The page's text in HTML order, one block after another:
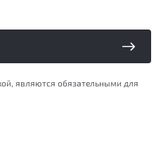
являются обязательными для